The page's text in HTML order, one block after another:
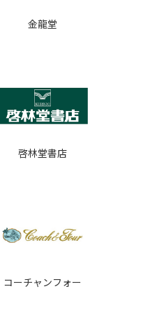
金龍堂
啓林堂書店
コーチャンフォー